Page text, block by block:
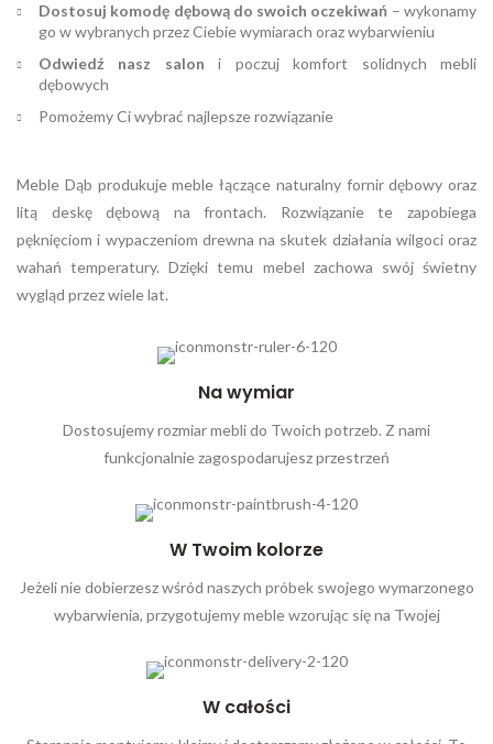
Dostosuj komodę dębową do swoich oczekiwań – wykonamy
go w wybranych przez Ciebie wymiarach oraz wybarwieniu
Odwiedź nasz salon i poczuj komfort solidnych mebli
dębowych
Pomożemy Ci wybrać najlepsze rozwiązanie
Meble Dąb produkuje meble łączące naturalny fornir dębowy oraz
litą deskę dębową na frontach. Rozwiązanie te zapobiega
pęknięciom i wypaczeniom drewna na skutek działania wilgoci oraz
wahań temperatury. Dzięki temu mebel zachowa swój świetny
wygląd przez wiele lat.
Na wymiar
Dostosujemy rozmiar mebli do Twoich potrzeb. Z nami
funkcjonalnie zagospodarujesz przestrzeń
W Twoim kolorze
Jeżeli nie dobierzesz wśród naszych próbek swojego wymarzonego
wybarwienia, przygotujemy meble wzorując się na Twojej
W całości